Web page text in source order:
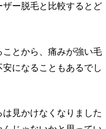
ー脱毛と比較するとど
とから、痛みが強い毛
になることもあるでし
見かけなくなりました